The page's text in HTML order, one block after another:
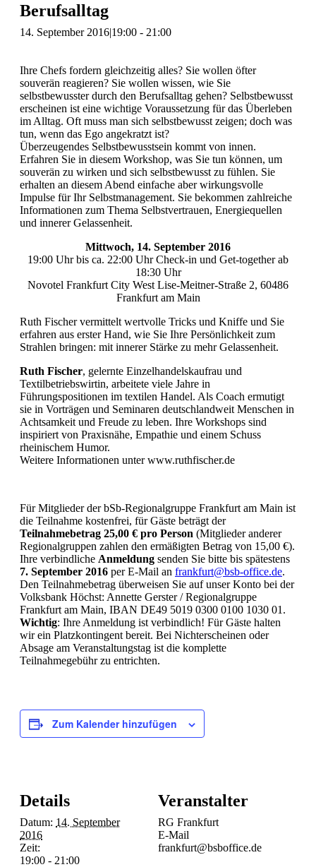
Berufsalltag
14. September 2016|19:00 - 21:00
Ihre Chefs fordern gleichzeitig alles? Sie wollen öfter
souverän reagieren? Sie wollen wissen, wie Sie
selbstbewusster durch den Berufsalltag gehen? Selbstbewusst
erscheinen ist eine wichtige Voraussetzung für das Überleben
im Alltag. Oft muss man sich selbstbewusst zeigen; doch was
tun, wenn das Ego angekratzt ist?
Überzeugendes Selbstbewusstsein kommt von innen.
Erfahren Sie in diesem Workshop, was Sie tun können, um
souverän zu wirken und sich selbstbewusst zu fühlen. Sie
erhalten an diesem Abend einfache aber wirkungsvolle
Impulse für Ihr Selbstmanagement. Sie bekommen zahlreiche
Informationen zum Thema Selbstvertrauen, Energiequellen
und innerer Gelassenheit.
Mittwoch, 14. September 2016
19:00 Uhr bis ca. 22:00 Uhr Check-in und Get-together ab
18:30 Uhr
Novotel Frankfurt City West Lise-Meitner-Straße 2, 60486
Frankfurt am Main
Ruth Fischer vermittelt wertvolle Tricks und Kniffe und Sie
erfahren aus erster Hand, wie Sie Ihre Persönlichkeit zum
Strahlen bringen: mit innerer Stärke zu mehr Gelassenheit.
Ruth Fischer, gelernte Einzelhandelskaufrau und
Textilbetriebswirtin, arbeitete viele Jahre in
Führungspositionen im textilen Handel. Als Coach ermutigt
sie in Vorträgen und Seminaren deutschlandweit Menschen in
Achtsamkeit und Freude zu leben. Ihre Workshops sind
inspiriert von Praxisnähe, Empathie und einem Schuss
rheinischem Humor.
Weitere Informationen unter www.ruthfischer.de
Für Mitglieder der bSb-Regionalgruppe Frankfurt am Main ist
die Teilnahme kostenfrei, für Gäste beträgt der
Teilnahmebetrag 25,00 € pro Person (Mitglieder anderer
Regionalgruppen zahlen den ermäßigten Betrag von 15,00 €).
Ihre verbindliche Anmeldung senden Sie bitte bis spätestens
7. September 2016 per E-Mail an frankfurt@bsb-office.de.
Den Teilnahmebetrag überweisen Sie auf unser Konto bei der
Volksbank Höchst: Annette Gerster / Regionalgruppe
Frankfurt am Main, IBAN DE49 5019 0300 0100 1030 01.
Wichtig: Ihre Anmeldung ist verbindlich! Für Gäste halten
wir ein Platzkontingent bereit. Bei Nichterscheinen oder
Absage am Veranstaltungstag ist die komplette
Teilnahmegebühr zu entrichten.
Zum Kalender hinzufügen
Details
Datum: 14. September
2016
Zeit:
19:00 - 21:00
Veranstalter
RG Frankfurt
E-Mail
frankfurt@bsboffice.de